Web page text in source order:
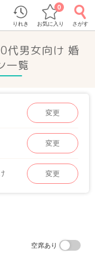
りれき お気に入り
0
さがす
代男女向け 婚
一覧
変更
変更
変更
空席あり